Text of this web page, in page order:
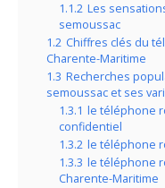
1.1.2 Les
semoussac
1.2 Chiffres clés du
Charente-Maritime
1.3 Recherches
semoussac et ses
1.3.1 le téléphone
confidentiel
1.3.2 le téléphone
1.3.3 le téléphone
Charente-Maritime